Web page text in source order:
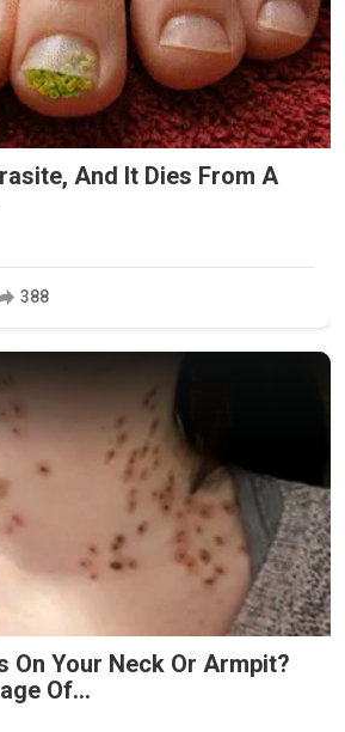
And It Dies From A
388
On Your Neck Or Armpit?
Of...